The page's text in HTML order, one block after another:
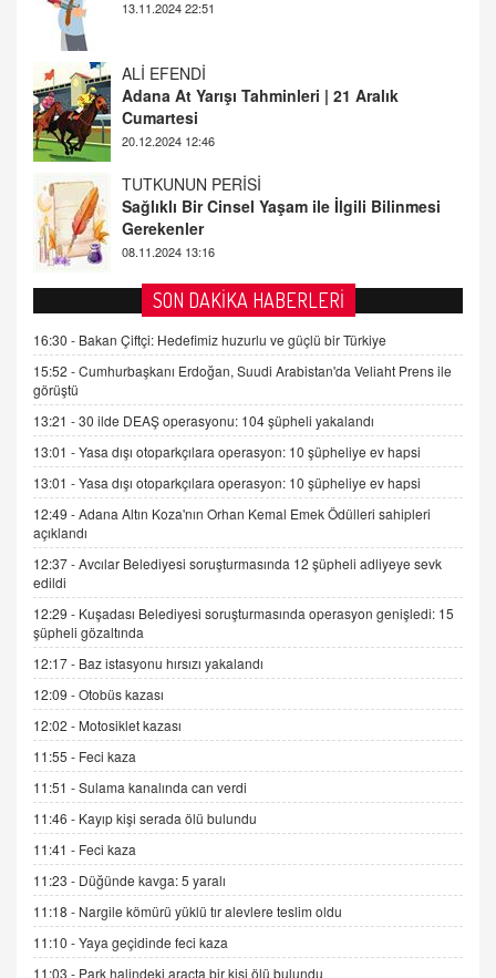
ALİ EFENDİ
20.12.2024 12:46
TUTKUNUN PERİSİ
Sağlıklı Bir Cinsel Yaşam ile İlgili Bilinmesi
08.11.2024 13:16
FARUK ÖNALAN
Tezkere Onaylanmasaydı…
2 Kasım 2021 Salı 00:11
AV. DOĞAN CAN DOĞAN
Kişisel verilerin korunması ve dijital hukukun
15.09.2025 16:17
SEHER EREK
Kış Ayları Geldi, Hangi Önlemler Alınmalı?
9.12.2025 10:11
İNCİ GÜL AKÖL
06.07.2026 13:00
ADEM AKÖL
Esed Destekçilerinin Yüzüne Vurulan Şamar:
Sednaya
11.12.2024 12:30
DR. EKREM ASLAN
Gerçek Ne, Algı Ne? "Beraber Yürüyoruz"
Cümlesinin Peşinden
19.07.2025 12:45
GÖNÜL MENEKŞE
Şifacının Yolu
04.11.2025 12:56
SON DAKİKA HABERLERİ
16:30 - Bakan Çiftçi: Hedefimiz huzurlu ve güçlü bir Türkiye
15:52 -Cumhurbaşkanı Erdoğan, Suudi Arabistan'da Veliaht Prens ile
görüştü
13:21 -30 ilde DEAŞ operasyonu: 104 şüpheli yakalandı
13:01 -Yasa dışı otoparkçılara operasyon: 10 şüpheliye ev hapsi
13:01 -Yasa dışı otoparkçılara operasyon: 10 şüpheliye ev hapsi
12:49 -Adana Altın Koza'nın Orhan Kemal Emek Ödülleri sahipleri
açıklandı
12:37 -Avcılar Belediyesi soruşturmasında 12 şüpheli adliyeye sevk
edildi
12:29 - Kuşadası Belediyesi soruşturmasında operasyon genişledi: 15
şüpheli gözaltında
12:17 - Baz istasyonu hırsızı yakalandı
12:09 -Otobüs kazası
12:02 - Motosiklet kazası
11:55 - Feci kaza
11:51 -Sulama kanalında can verdi
11:46 - Kayıp kişi serada ölü bulundu
11:41 - Feci kaza
11:23 - Düğünde kavga: 5 yaralı
11:18 - Nargile kömürü yüklü tır alevlere teslim oldu
11:10 -Yaya geçidinde feci kaza
11:03 - Park halindeki araçta bir kişi ölü bulundu